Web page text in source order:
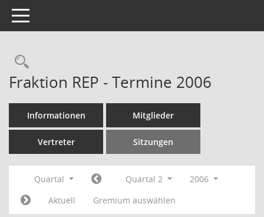
Toggle navigation
Rechercheauswahl
Fraktion REP - Termine 2006
Informationen Mitglieder
Vertreter Sitzungen
Quartal Quartal 2
2006
Aktuell
Gremium auswählen